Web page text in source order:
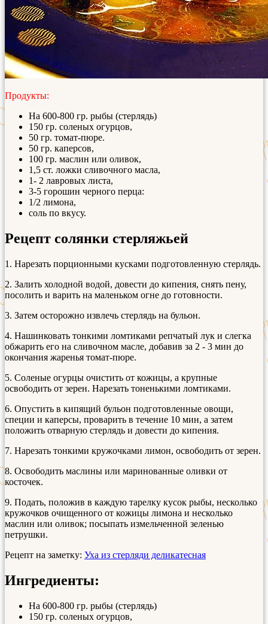
Продукты:
На 600-800 гр. рыбы (стерлядь)
150 гр. соленых огурцов,
50 гр. томат-пюре.
50 гр. каперсов,
100 гр. маслин или оливок,
1,5 ст. ложки сливочного масла,
1- 2 лавровых листа,
3-5 горошин черного перца:
1/2 лимона,
соль по вкусу.
Рецепт солянки стерляжьей
1. Нарезать порционными кусками подготовленную стерлядь.
2. Залить холодной водой, довести до кипения, снять пену,
посолить и варить на маленьком огне до готовности.
3. Затем осторожно извлечь стерлядь на бульон.
4. Нашинковать тонкими ломтиками репчатый лук и слегка
обжарить его на сливочном масле, добавив за 2 - 3 мин до
окончания жаренья томат-пюре.
5. Соленые огурцы очистить от кожицы, а крупные
освободить от зерен. Нарезать тоненькими ломтиками.
6. Опустить в кипящий бульон подготовленные овощи,
специи и каперсы, проварить в течение 10 мин, а затем
положить отварную стерлядь и довести до кипения.
7. Нарезать тонкими кружочками лимон, освободить от зерен.
8. Освободить маслины или маринованные оливки от
косточек.
9. Подать, положив в каждую тарелку кусок рыбы, несколько
кружочков очищенного от кожицы лимона и несколько
маслин или оливок; посыпать измельченной зеленью
петрушки.
Рецепт на заметку: Уха из стерляди деликатесная
Ингредиенты:
На 600-800 гр. рыбы (стерлядь)
150 гр. соленых огурцов,